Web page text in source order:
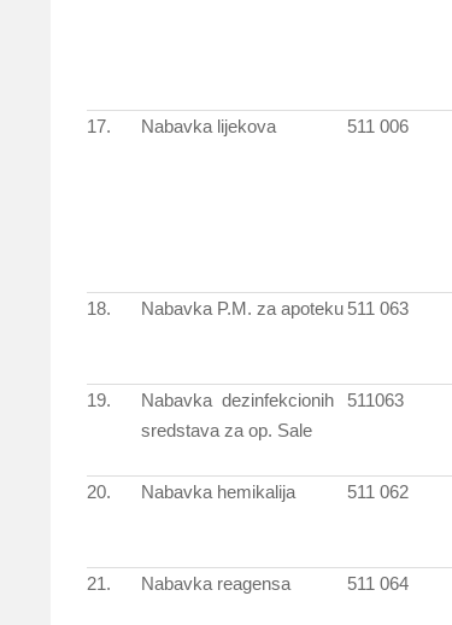
17. Nabavka lijekova 511 006
18. Nabavka P.M. za apoteku 511 063
19.
Nabavka dezinfekcionih
sredstava za op. Sale
511063
20. Nabavka hemikalija 511 062
21. Nabavka reagensa 511 064